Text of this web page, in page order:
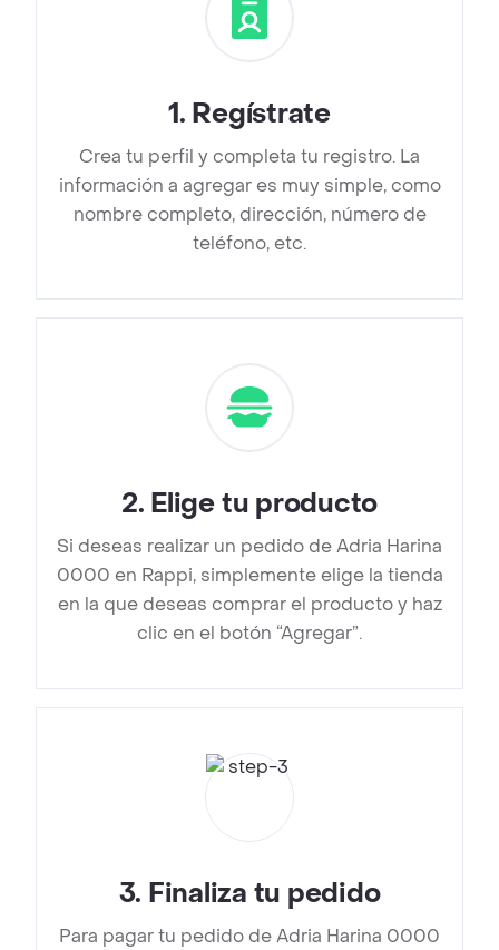
1. Regístrate
Crea tu perfil y completa tu registro. La
información a agregar es muy simple, como
nombre completo, dirección, número de
teléfono, etc.
2. Elige tu producto
Si deseas realizar un pedido de Adria Harina
0000 en Rappi, simplemente elige la tienda
en la que deseas comprar el producto y haz
clic en el botón “Agregar”.
3. Finaliza tu pedido
Para pagar tu pedido de Adria Harina 0000